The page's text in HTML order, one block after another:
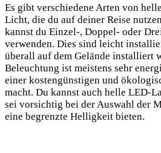
Es gibt ‍verschiedene ‍Arten‍ von
Licht, ​die du auf deiner Reise
kannst du Einzel-, Doppel- oder
verwenden. Dies sind leicht
überall auf dem Gelände ⁢installiert
Beleuchtung ist⁣ meistens sehr
einer kostengünstigen und⁣
macht. Du kannst⁤ auch helle LED-
sei vorsichtig bei⁤ der Auswahl der
eine begrenzte Helligkeit bieten.